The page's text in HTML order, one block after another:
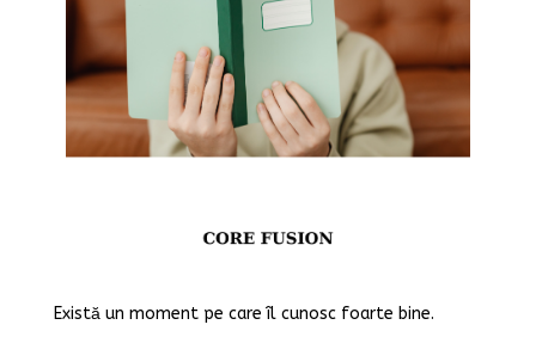
Există un moment pe care îl cunosc foarte bine.